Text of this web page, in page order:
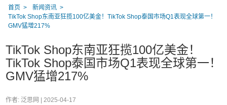
首页
新闻资讯
TikTok Shop东南亚狂揽100亿美金！TikTok Shop泰国市场Q1表现全球第一！
GMV猛增217%
TikTok Shop东南亚狂揽100亿美金！
TikTok Shop泰国市场Q1表现全球第一！
GMV猛增217%
作者: 泛思网 | 2025-04-17